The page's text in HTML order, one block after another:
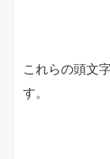
これらの頭文
す。